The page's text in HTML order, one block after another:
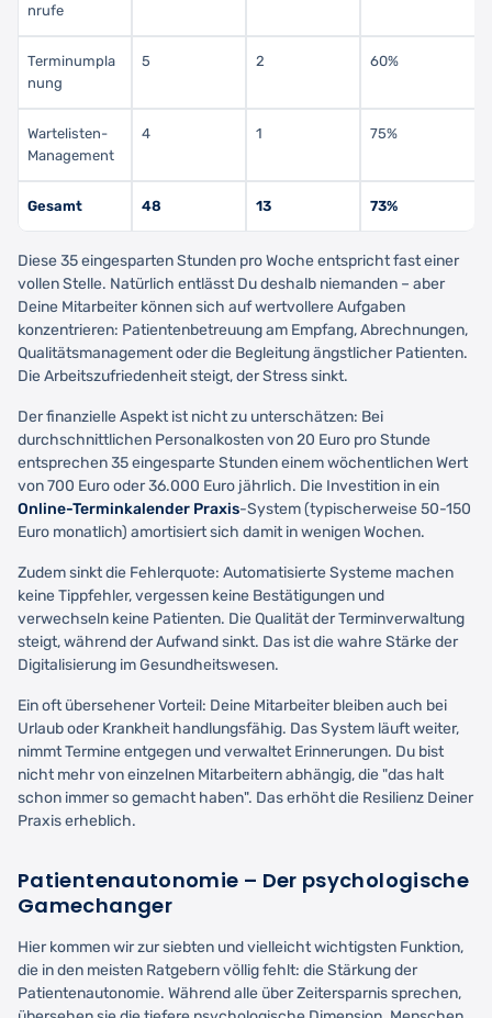
nrufe
Terminumpla
nung
5 2 60%
Wartelisten-
Management
4 1 75%
Gesamt 48 13 73%
Diese 35 eingesparten Stunden pro Woche entspricht fast einer
vollen Stelle. Natürlich entlässt Du deshalb niemanden – aber
Deine Mitarbeiter können sich auf wertvollere Aufgaben
konzentrieren: Patientenbetreuung am Empfang, Abrechnungen,
Qualitätsmanagement oder die Begleitung ängstlicher Patienten.
Die Arbeitszufriedenheit steigt, der Stress sinkt.
Der finanzielle Aspekt ist nicht zu unterschätzen: Bei
durchschnittlichen Personalkosten von 20 Euro pro Stunde
entsprechen 35 eingesparte Stunden einem wöchentlichen Wert
von 700 Euro oder 36.000 Euro jährlich. Die Investition in ein
Online-Terminkalender Praxis-System (typischerweise 50-150
Euro monatlich) amortisiert sich damit in wenigen Wochen.
Zudem sinkt die Fehlerquote: Automatisierte Systeme machen
keine Tippfehler, vergessen keine Bestätigungen und
verwechseln keine Patienten. Die Qualität der Terminverwaltung
steigt, während der Aufwand sinkt. Das ist die wahre Stärke der
Digitalisierung im Gesundheitswesen.
Ein oft übersehener Vorteil: Deine Mitarbeiter bleiben auch bei
Urlaub oder Krankheit handlungsfähig. Das System läuft weiter,
nimmt Termine entgegen und verwaltet Erinnerungen. Du bist
nicht mehr von einzelnen Mitarbeitern abhängig, die "das halt
schon immer so gemacht haben". Das erhöht die Resilienz Deiner
Praxis erheblich.
Patientenautonomie – Der psychologische
Gamechanger
Hier kommen wir zur siebten und vielleicht wichtigsten Funktion,
die in den meisten Ratgebern völlig fehlt: die Stärkung der
Patientenautonomie. Während alle über Zeitersparnis sprechen,